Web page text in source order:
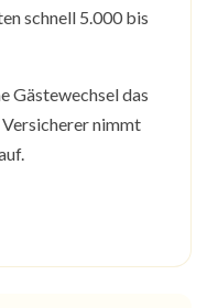
schnell 5.000 bis
Gästewechsel das
nimmt